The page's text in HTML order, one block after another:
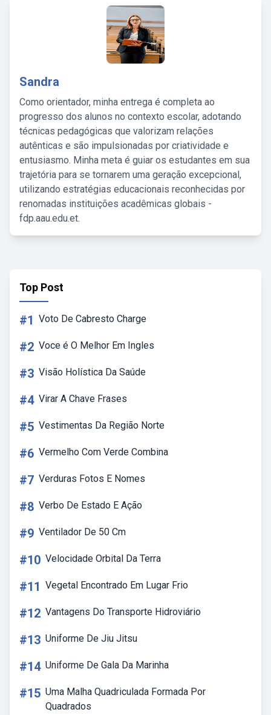
Sandra
Como orientador, minha entrega é completa ao
progresso dos alunos no contexto escolar, adotando
técnicas pedagógicas que valorizam relações
autênticas e são impulsionadas por criatividade e
entusiasmo. Minha meta é guiar os estudantes em sua
trajetória para se tornarem uma geração excepcional,
utilizando estratégias educacionais reconhecidas por
renomadas instituições acadêmicas globais -
fdp.aau.edu.et.
Top Post
#1 Voto De Cabresto Charge
#2 Voce é O Melhor Em Ingles
#3 Visão Holística Da Saúde
#4 Virar A Chave Frases
#5 Vestimentas Da Região Norte
#6 Vermelho Com Verde Combina
#7 Verduras Fotos E Nomes
#8 Verbo De Estado E Ação
#9 Ventilador De 50 Cm
#10 Velocidade Orbital Da Terra
#11 Vegetal Encontrado Em Lugar Frio
#12 Vantagens Do Transporte Hidroviário
#13 Uniforme De Jiu Jitsu
#14 Uniforme De Gala Da Marinha
#15 Uma Malha Quadriculada Formada Por
Quadrados